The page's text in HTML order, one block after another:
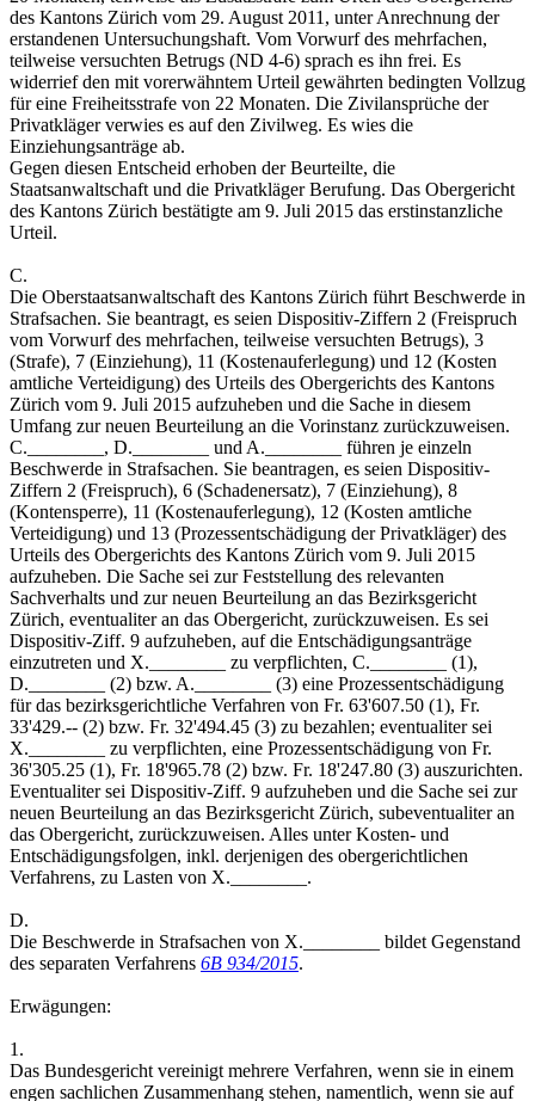
des Kantons Zürich vom 29. August 2011, unter Anrechnung der
erstandenen Untersuchungshaft. Vom Vorwurf des mehrfachen,
teilweise versuchten Betrugs (ND 4-6) sprach es ihn frei. Es
widerrief den mit vorerwähntem Urteil gewährten bedingten Vollzug
für eine Freiheitsstrafe von 22 Monaten. Die Zivilansprüche der
Privatkläger verwies es auf den Zivilweg. Es wies die
Einziehungsanträge ab.
Gegen diesen Entscheid erhoben der Beurteilte, die
Staatsanwaltschaft und die Privatkläger Berufung. Das Obergericht
des Kantons Zürich bestätigte am 9. Juli 2015 das erstinstanzliche
Urteil.
C.
Die Oberstaatsanwaltschaft des Kantons Zürich führt Beschwerde in
Strafsachen. Sie beantragt, es seien Dispositiv-Ziffern 2 (Freispruch
vom Vorwurf des mehrfachen, teilweise versuchten Betrugs), 3
(Strafe), 7 (Einziehung), 11 (Kostenauferlegung) und 12 (Kosten
amtliche Verteidigung) des Urteils des Obergerichts des Kantons
Zürich vom 9. Juli 2015 aufzuheben und die Sache in diesem
Umfang zur neuen Beurteilung an die Vorinstanz zurückzuweisen.
C.________, D.________ und A.________ führen je einzeln
Beschwerde in Strafsachen. Sie beantragen, es seien Dispositiv-
Ziffern 2 (Freispruch), 6 (Schadenersatz), 7 (Einziehung), 8
(Kontensperre), 11 (Kostenauferlegung), 12 (Kosten amtliche
Verteidigung) und 13 (Prozessentschädigung der Privatkläger) des
Urteils des Obergerichts des Kantons Zürich vom 9. Juli 2015
aufzuheben. Die Sache sei zur Feststellung des relevanten
Sachverhalts und zur neuen Beurteilung an das Bezirksgericht
Zürich, eventualiter an das Obergericht, zurückzuweisen. Es sei
Dispositiv-Ziff. 9 aufzuheben, auf die Entschädigungsanträge
einzutreten und X.________ zu verpflichten, C.________ (1),
D.________ (2) bzw. A.________ (3) eine Prozessentschädigung
für das bezirksgerichtliche Verfahren von Fr. 63'607.50 (1), Fr.
33'429.-- (2) bzw. Fr. 32'494.45 (3) zu bezahlen; eventualiter sei
X.________ zu verpflichten, eine Prozessentschädigung von Fr.
36'305.25 (1), Fr. 18'965.78 (2) bzw. Fr. 18'247.80 (3) auszurichten.
Eventualiter sei Dispositiv-Ziff. 9 aufzuheben und die Sache sei zur
neuen Beurteilung an das Bezirksgericht Zürich, subeventualiter an
das Obergericht, zurückzuweisen. Alles unter Kosten- und
Entschädigungsfolgen, inkl. derjenigen des obergerichtlichen
Verfahrens, zu Lasten von X.________.
D.
Die Beschwerde in Strafsachen von X.________ bildet Gegenstand
des separaten Verfahrens 6B 934/2015.
Erwägungen:
1.
Das Bundesgericht vereinigt mehrere Verfahren, wenn sie in einem
engen sachlichen Zusammenhang stehen, namentlich, wenn sie auf